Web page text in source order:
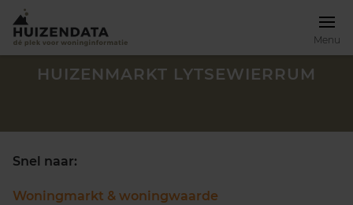
Menu
HUIZENMARKT LYTSEWIERRUM
Snel naar:
Woningmarkt & woningwaarde